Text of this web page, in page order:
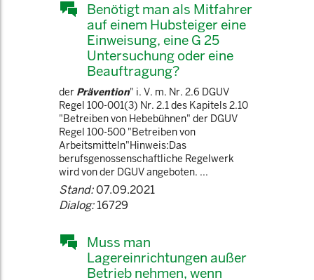
Benötigt man als Mitfahrer
auf einem Hubsteiger eine
Einweisung, eine G 25
Untersuchung oder eine
Beauftragung?
der Prävention" i. V. m. Nr. 2.6 DGUV
Regel 100-001(3) Nr. 2.1 des Kapitels 2.10
"Betreiben von Hebebühnen" der DGUV
Regel 100-500 "Betreiben von
Arbeitsmitteln"Hinweis:Das
berufsgenossenschaftliche Regelwerk
wird von der DGUV angeboten. ...
Stand:07.09.2021
Dialog:16729
Muss man
Lagereinrichtungen außer
Betrieb nehmen, wenn